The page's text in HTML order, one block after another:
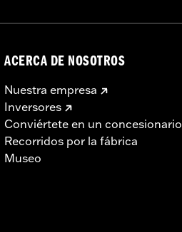
ACERCA DE NOSOTROS
Nuestra empresa
Inversores
Conviértete en un concesionario
Recorridos por la fábrica
Museo